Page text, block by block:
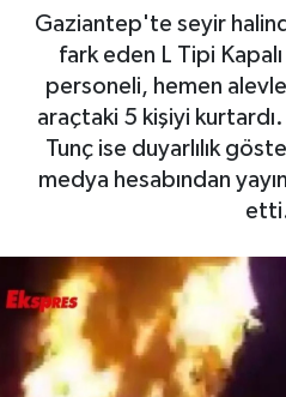
Gaziantep'te seyir
fark eden L Tipi
personeli, hemen
araçtaki 5 kişiyi kurtardı.
Tunç ise duyarlılık
medya hesabından
Gündem
Haberler
Kültür Sanat
Müzik
Piyasa
Son Dakika Haberleri
Haber Arşivi